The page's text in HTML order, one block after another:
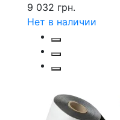
9 032 грн.
Нет в наличии